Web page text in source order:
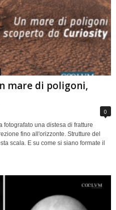
mare di poligoni,
0
fotografato una distesa di fratture
fino all'orizzonte. Strutture del
scala. E su come si siano formate il